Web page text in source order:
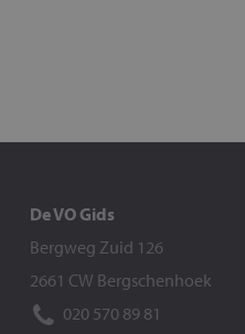
De VO Gids
Bergweg Zuid 126
2661 CW Bergschenhoek
020 570 89 81